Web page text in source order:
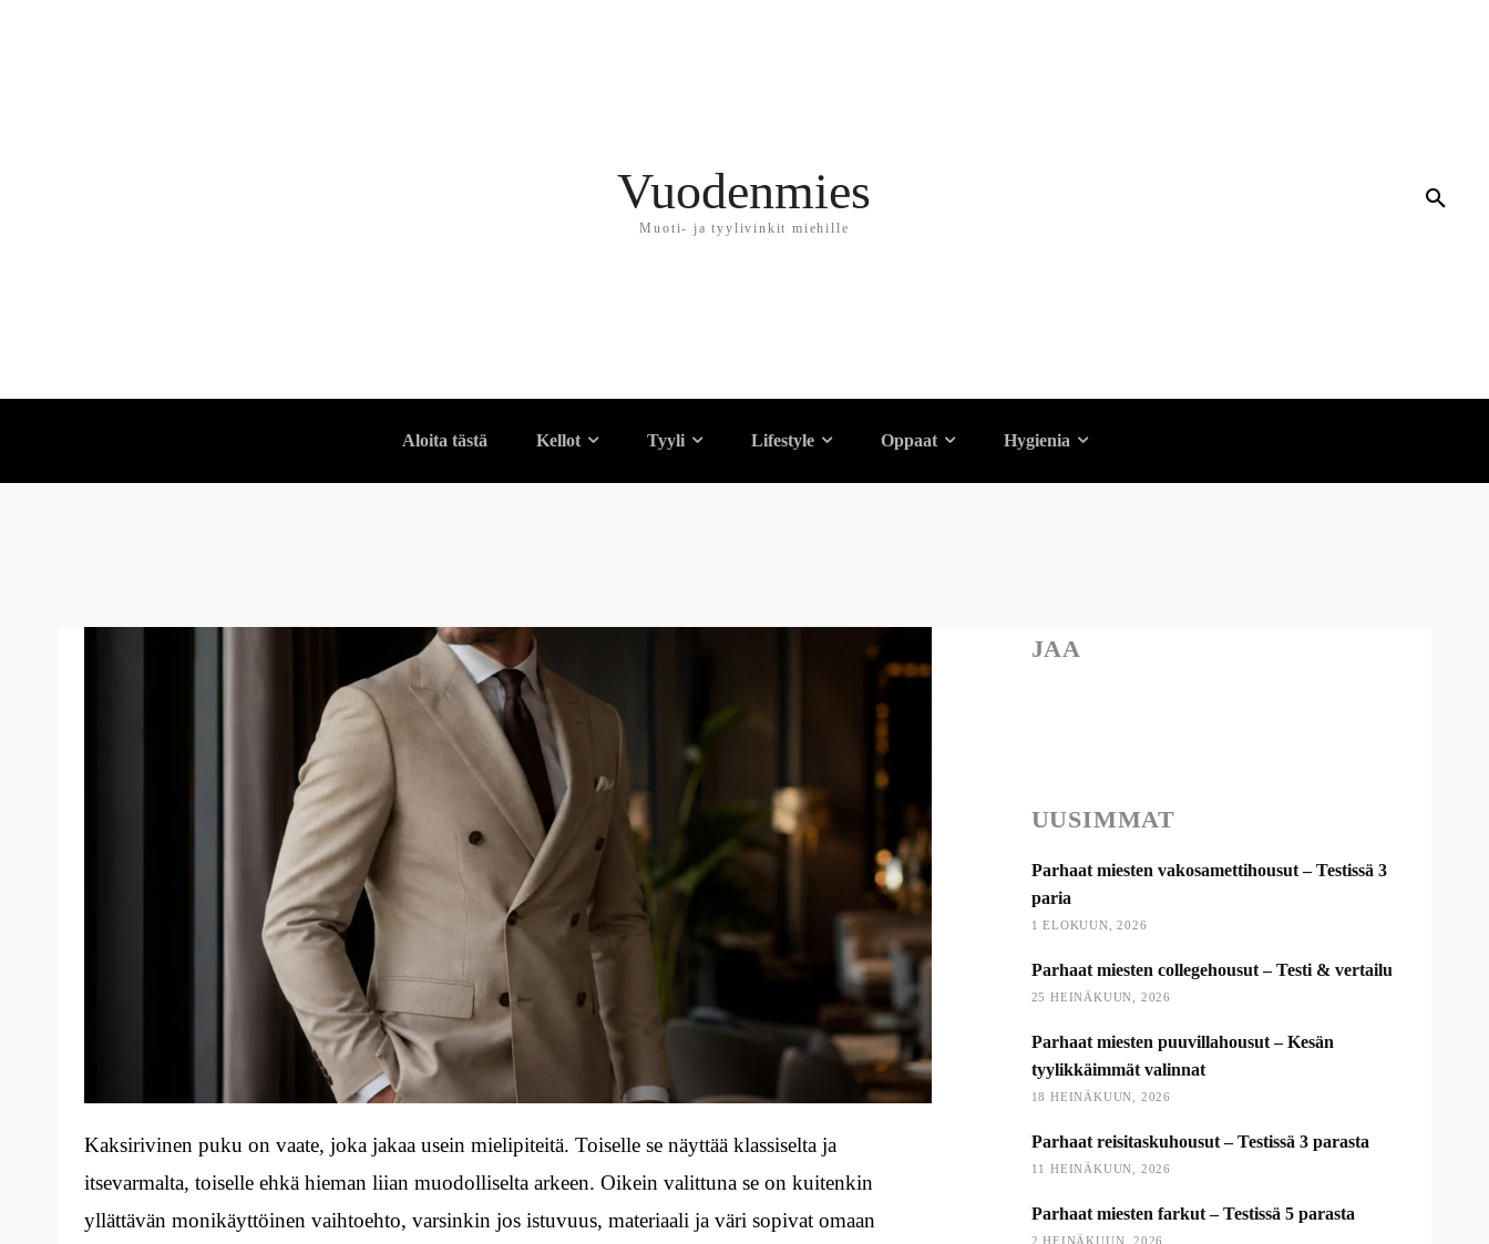
Vuodenmies
Muoti- ja tyylivinkit miehille
Aloita tästä Kellot Tyyli Lifestyle Oppaat Hygienia
Kaksirivinen puku on vaate, joka jakaa usein mielipiteitä. Toiselle se näyttää klassiselta ja
itsevarmalta, toiselle ehkä hieman liian muodolliselta arkeen. Oikein valittuna se on kuitenkin
yllättävän monikäyttöinen vaihtoehto, varsinkin jos istuvuus, materiaali ja väri sopivat omaan
JAA
UUSIMMAT
Parhaat miesten vakosamettihousut – Testissä 3
paria
1 ELOKUUN, 2026
Parhaat miesten collegehousut – Testi & vertailu
25 HEINÄKUUN, 2026
Parhaat miesten puuvillahousut – Kesän
tyylikkäimmät valinnat
18 HEINÄKUUN, 2026
Parhaat reisitaskuhousut – Testissä 3 parasta
11 HEINÄKUUN, 2026
Parhaat miesten farkut – Testissä 5 parasta
2 HEINÄKUUN, 2026